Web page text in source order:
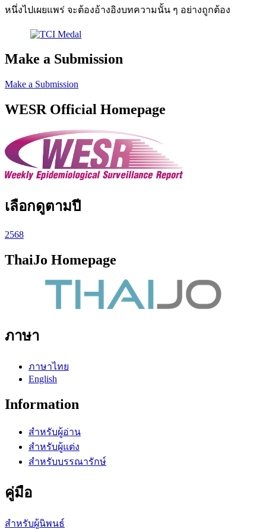
หนึ่งไปเผยแพร่ จะต้องอ้างอิงบทความนั้น ๆ อย่างถูกต้อง
Make a Submission
Make a Submission
WESR Official Homepage
เลือกดูตามปี
2568
ThaiJo Homepage
ภาษา
ภาษาไทย
English
Information
สำหรับผู้อ่าน
สำหรับผู้แต่ง
สำหรับบรรณารักษ์
คู่มือ
สำหรับผู้นิพนธ์